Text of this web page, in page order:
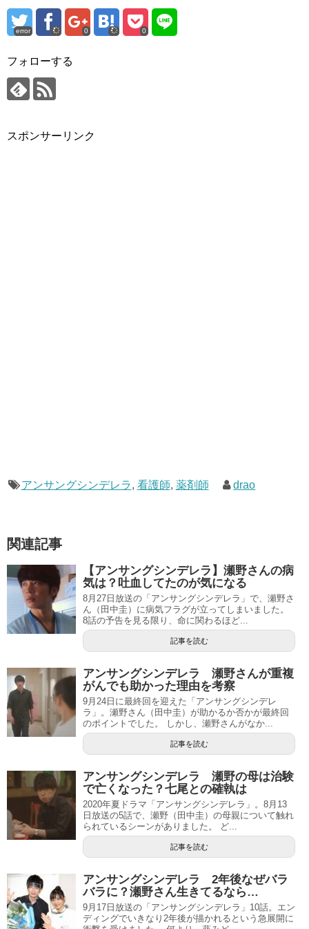
error 0 0
フォローする
スポンサーリンク
アンサングシンデレラ, 看護師, 薬剤師 drao
関連記事
【アンサングシンデレラ】瀬野さんの病
気は？吐血してたのが気になる
8月27日放送の「アンサングシンデレラ」で、瀬野さ
ん（田中圭）に病気フラグが立ってしまいました。
8話の予告を見る限り、命に関わるほど...
記事を読む
アンサングシンデレラ 瀬野さんが重複
がんでも助かった理由を考察
9月24日に最終回を迎えた「アンサングシンデレ
ラ」。瀬野さん（田中圭）が助かるか否かが最終回
のポイントでした。 しかし、瀬野さんがなか...
記事を読む
アンサングシンデレラ 瀬野の母は治験
で亡くなった？七尾との確執は
2020年夏ドラマ「アンサングシンデレラ」。8月13
日放送の5話で、瀬野（田中圭）の母親について触れ
られているシーンがありました。 ど...
記事を読む
アンサングシンデレラ 2年後なぜバラ
バラに？瀬野さん生きてるなら…
9月17日放送の「アンサングシンデレラ」10話。エン
ディングでいきなり2年後が描かれるという急展開に